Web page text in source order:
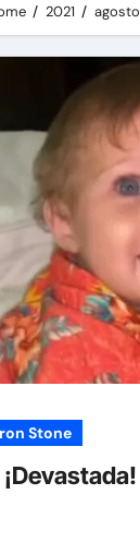
2021 agosto
Stone